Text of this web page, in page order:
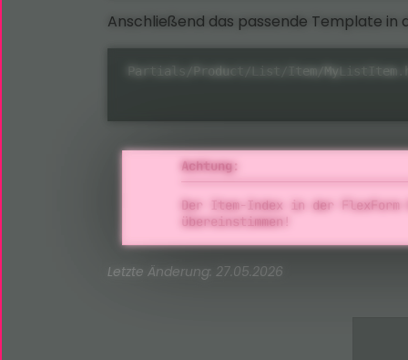
Anschließend das passende Template in
Partials/Product/List/Item/
Achtung:
Der Item-Index in der FlexForm
übereinstimmen!
Letzte Änderung: 27.05.2026